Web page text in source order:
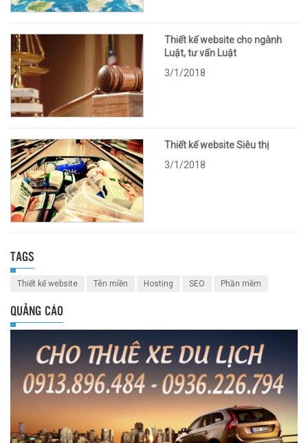
Thiết kế website cho ngành
Luật, tư vấn Luật
3/1/2018
Thiết kế website Siêu thị
3/1/2018
TAGS
Thiết kế website Tên miền Hosting SEO Phần mềm
QUẢNG CÁO